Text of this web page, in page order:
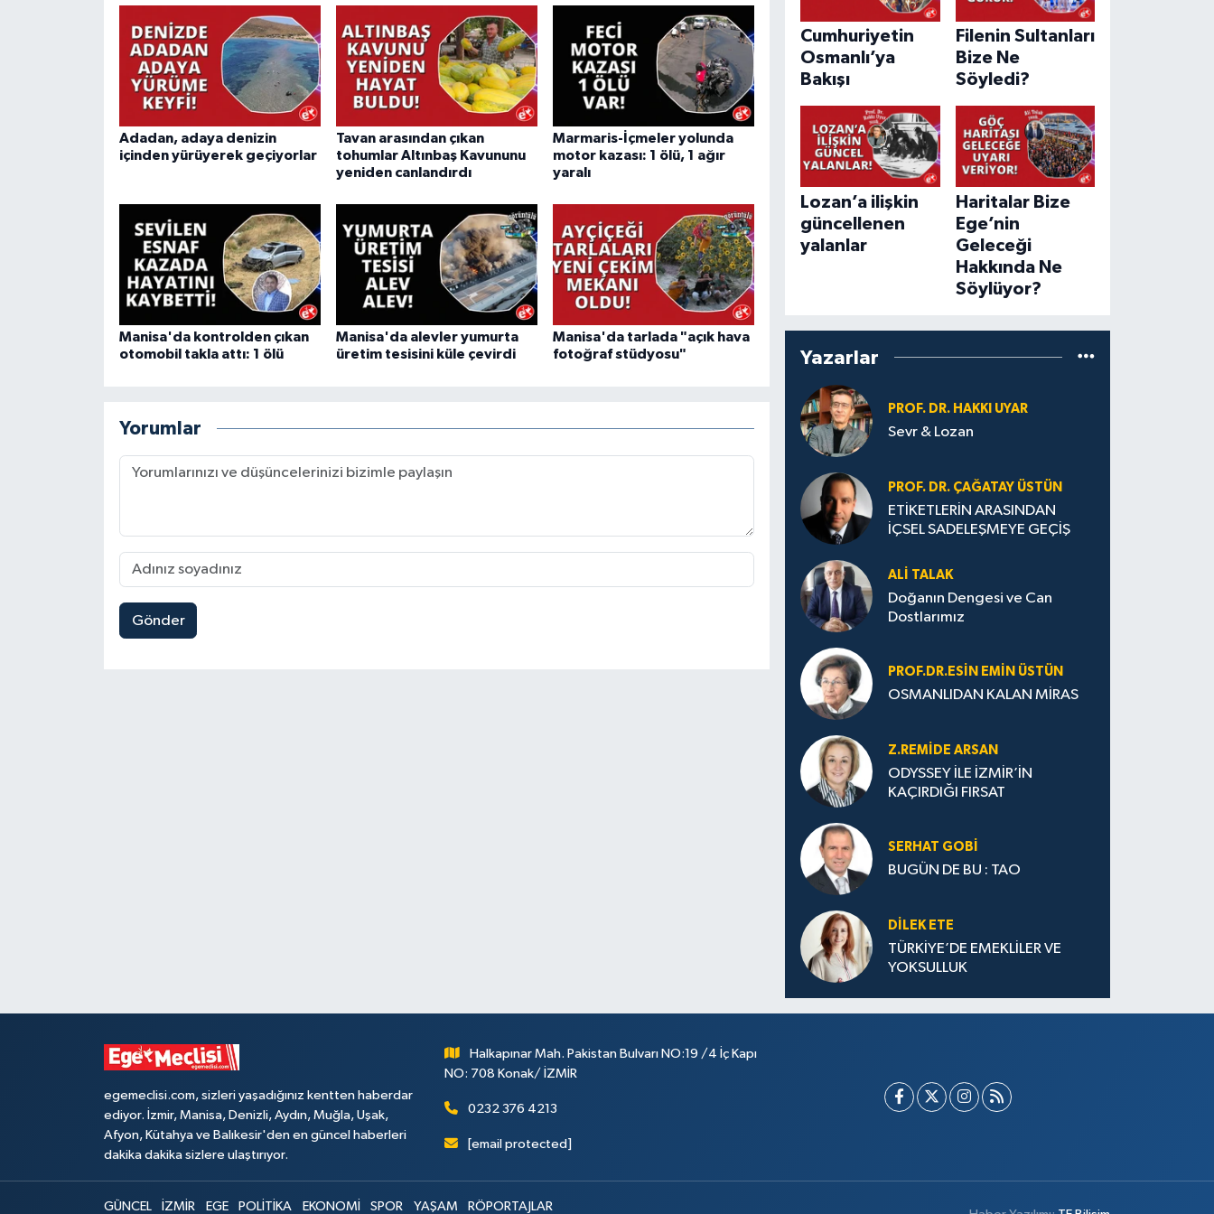
Adadan, adaya denizin
içinden yürüyerek geçiyorlar
Tavan arasından çıkan
tohumlar Altınbaş Kavununu
yeniden canlandırdı
Marmaris-İçmeler yolunda
motor kazası: 1 ölü, 1 ağır
yaralı
Manisa'da kontrolden çıkan
otomobil takla attı: 1 ölü
Manisa'da alevler yumurta
üretim tesisini küle çevirdi
Manisa'da tarlada "açık hava
fotoğraf stüdyosu"
Yorumlar
Gönder
Cumhuriyetin
Osmanlı’ya
Bakışı
Filenin Sultanları
Bize Ne
Söyledi?
Lozan’a ilişkin
güncellenen
yalanlar
Haritalar Bize
Ege’nin
Geleceği
Hakkında Ne
Söylüyor?
Yazarlar
PROF. DR. HAKKI UYAR
Sevr & Lozan
PROF. DR. ÇAĞATAY ÜSTÜN
ETİKETLERİN ARASINDAN
İÇSEL SADELEŞMEYE GEÇİŞ
ALI TALAK
Doğanın Dengesi ve Can
Dostlarımız
PROF.DR.ESIN EMIN ÜSTÜN
OSMANLIDAN KALAN MİRAS
Z.REMIDE ARSAN
ODYSSEY İLE İZMİR’İN
KAÇIRDIĞI FIRSAT
SERHAT GOBİ
BUGÜN DE BU : TAO
DILEK ETE
TÜRKİYE’DE EMEKLİLER VE
YOKSULLUK
egemeclisi.com, sizleri yaşadığınız kentten haberdar
ediyor. İzmir, Manisa, Denizli, Aydın, Muğla, Uşak,
Afyon, Kütahya ve Balıkesir'den en güncel haberleri
dakika dakika sizlere ulaştırıyor.
Halkapınar Mah. Pakistan Bulvarı NO:19 /4 İç Kapı
NO: 708 Konak/ İZMİR
0232 376 4213
[email protected]
GÜNCEL İZMİR EGE POLİTİKA EKONOMİ SPOR YAŞAM RÖPORTAJLAR